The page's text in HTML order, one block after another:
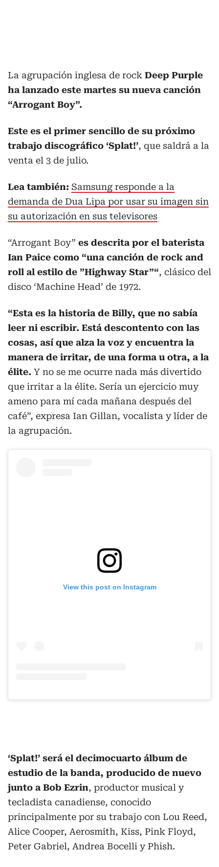
La agrupación inglesa de rock Deep Purple
ha lanzado este martes su nueva canción
“Arrogant Boy”.
Este es el primer sencillo de su próximo
trabajo discográfico ‘Splat!’, que saldrá a la
venta el 3 de julio.
Lea también: Samsung responde a la
demanda de Dua Lipa por usar su imagen sin
su autorización en sus televisores
“Arrogant Boy” es descrita por el baterista
Ian Paice como “una canción de rock and
roll al estilo de ”Highway Star”“, clásico del
disco ‘Machine Head’ de 1972.
“Esta es la historia de Billy, que no sabía
leer ni escribir. Está descontento con las
cosas, así que alza la voz y encuentra la
manera de irritar, de una forma u otra, a la
élite. Y no se me ocurre nada más divertido
que irritar a la élite. Sería un ejercicio muy
ameno para mí cada mañana después del
café”, expresa Ian Gillan, vocalista y líder de
la agrupación.
View this post on Instagram
‘Splat!’ será el decimocuarto álbum de
estudio de la banda, producido de nuevo
junto a Bob Ezrin, productor musical y
tecladista canadiense, conocido
principalmente por su trabajo con Lou Reed,
Alice Cooper, Aerosmith, Kiss, Pink Floyd,
Peter Gabriel, Andrea Bocelli y Phish.